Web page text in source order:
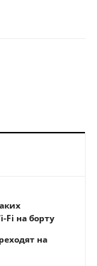
платные и
в 2021 году
Fi на борту
на